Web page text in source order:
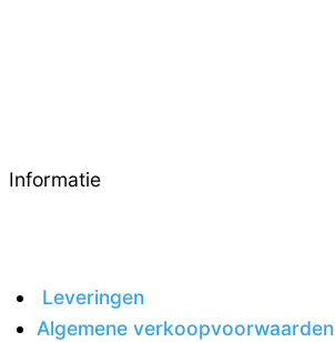
Informatie
Leveringen
Algemene verkoopvoorwaarden